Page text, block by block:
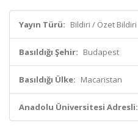
Yayın Türü: Bildiri / Özet Bildiri
Basıldığı Şehir: Budapest
Basıldığı Ülke: Macaristan
Anadolu Üniversitesi Adresli: